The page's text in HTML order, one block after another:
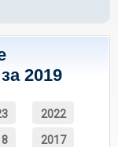
2019
2022
2017